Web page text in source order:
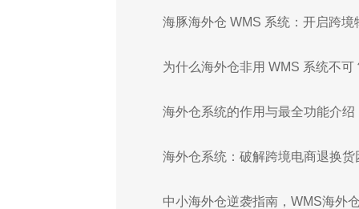
海豚海外仓 WMS 系统：开启跨境
为什么海外仓非用 WMS 系统不可
海外仓系统的作用与最全功能介绍
海外仓系统：破解跨境电商退换货
中小海外仓逆袭指南，WMS海外